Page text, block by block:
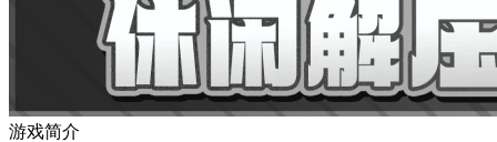
游戏简介